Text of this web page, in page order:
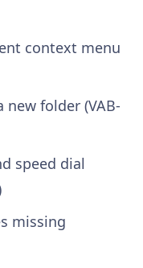
context menu
folder (VAB-
speed dial
missing